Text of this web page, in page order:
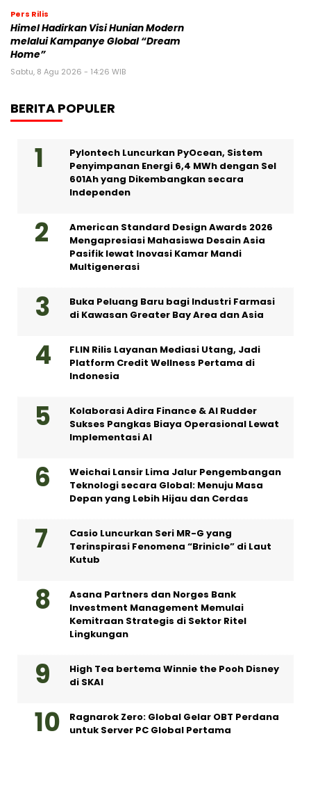
Pers Rilis
Himel Hadirkan Visi Hunian Modern
melalui Kampanye Global “Dream
Home”
Sabtu, 8 Agu 2026 - 14:26 WIB
BERITA POPULER
Pylontech Luncurkan PyOcean, Sistem
Penyimpanan Energi 6,4 MWh dengan Sel
601Ah yang Dikembangkan secara
Independen
American Standard Design Awards 2026
Mengapresiasi Mahasiswa Desain Asia
Pasifik lewat Inovasi Kamar Mandi
Multigenerasi
Buka Peluang Baru bagi Industri Farmasi
di Kawasan Greater Bay Area dan Asia
FLIN Rilis Layanan Mediasi Utang, Jadi
Platform Credit Wellness Pertama di
Indonesia
Kolaborasi Adira Finance & AI Rudder
Sukses Pangkas Biaya Operasional Lewat
Implementasi AI
Weichai Lansir Lima Jalur Pengembangan
Teknologi secara Global: Menuju Masa
Depan yang Lebih Hijau dan Cerdas
Casio Luncurkan Seri MR-G yang
Terinspirasi Fenomena “Brinicle” di Laut
Kutub
Asana Partners dan Norges Bank
Investment Management Memulai
Kemitraan Strategis di Sektor Ritel
Lingkungan
High Tea bertema Winnie the Pooh Disney
di SKAI
Ragnarok Zero: Global Gelar OBT Perdana
untuk Server PC Global Pertama